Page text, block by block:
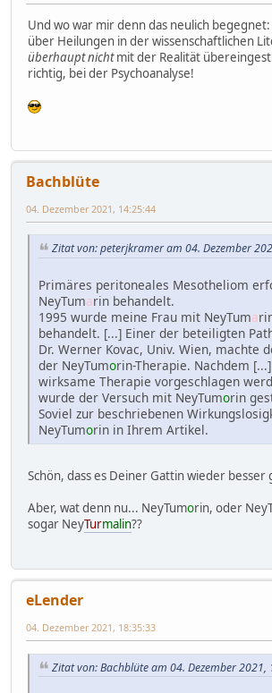
Und wo war mir denn das neulich
über Heilungen in der wissenschaftlichen
überhaupt nichtmit der Realität
richtig, bei der Psychoanalyse!
Bachblüte
04. Dezember 2021, 14:25:44
Zitat von: peterjkramer am 04. Dezember
Primäres peritoneales Mesotheliom
NeyTumarin behandelt.
1995 wurde meine Frau mit NeyTuma
behandelt. [...] Einer der beteiligten
Dr. Werner Kovac, Univ. Wien, machte
der NeyTumorin-Therapie. Nachdem
wirksame Therapie vorgeschlagen
wurde der Versuch mit NeyTumorin
Soviel zur beschriebenen
NeyTumorin in Ihrem Artikel.
Schön, dass es Deiner Gattin wieder besser
Aber, wat denn nu... NeyTumorin, oder
sogar NeyTurmalin??
eLender
04. Dezember 2021, 18:35:33
Zitat von: Bachblüte am 04. Dezember 2021,